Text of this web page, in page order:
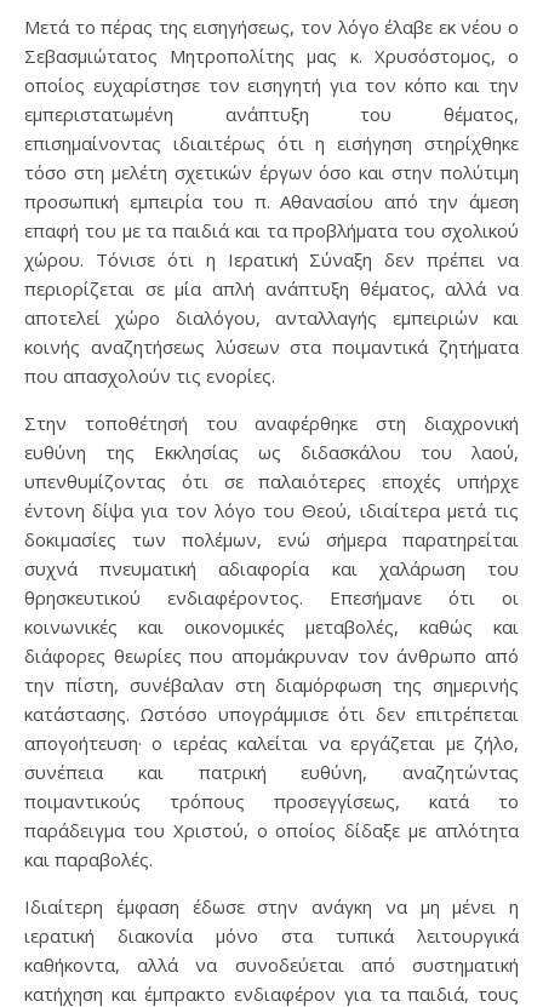
Μετά το πέρας της εισηγήσεως, τον λόγο έλαβε εκ νέου ο
Σεβασμιώτατος Μητροπολίτης μας κ. Χρυσόστομος, ο
οποίος ευχαρίστησε τον εισηγητή για τον κόπο και την
εμπεριστατωμένη ανάπτυξη του θέματος,
επισημαίνοντας ιδιαιτέρως ότι η εισήγηση στηρίχθηκε
τόσο στη μελέτη σχετικών έργων όσο και στην πολύτιμη
προσωπική εμπειρία του π. Αθανασίου από την άμεση
επαφή του με τα παιδιά και τα προβλήματα του σχολικού
χώρου. Τόνισε ότι η Ιερατική Σύναξη δεν πρέπει να
περιορίζεται σε μία απλή ανάπτυξη θέματος, αλλά να
αποτελεί χώρο διαλόγου, ανταλλαγής εμπειριών και
κοινής αναζητήσεως λύσεων στα ποιμαντικά ζητήματα
που απασχολούν τις ενορίες.
Στην τοποθέτησή του αναφέρθηκε στη διαχρονική
ευθύνη της Εκκλησίας ως διδασκάλου του λαού,
υπενθυμίζοντας ότι σε παλαιότερες εποχές υπήρχε
έντονη δίψα για τον λόγο του Θεού, ιδιαίτερα μετά τις
δοκιμασίες των πολέμων, ενώ σήμερα παρατηρείται
συχνά πνευματική αδιαφορία και χαλάρωση του
θρησκευτικού ενδιαφέροντος. Επεσήμανε ότι οι
κοινωνικές και οικονομικές μεταβολές, καθώς και
διάφορες θεωρίες που απομάκρυναν τον άνθρωπο από
την πίστη, συνέβαλαν στη διαμόρφωση της σημερινής
κατάστασης. Ωστόσο υπογράμμισε ότι δεν επιτρέπεται
απογοήτευση· ο ιερέας καλείται να εργάζεται με ζήλο,
συνέπεια και πατρική ευθύνη, αναζητώντας
ποιμαντικούς τρόπους προσεγγίσεως, κατά το
παράδειγμα του Χριστού, ο οποίος δίδαξε με απλότητα
και παραβολές.
Ιδιαίτερη έμφαση έδωσε στην ανάγκη να μη μένει η
ιερατική διακονία μόνο στα τυπικά λειτουργικά
καθήκοντα, αλλά να συνοδεύεται από συστηματική
κατήχηση και έμπρακτο ενδιαφέρον για τα παιδιά, τους